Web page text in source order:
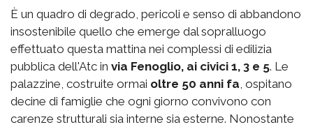
È un quadro di degrado, pericoli e senso di abbandono
insostenibile quello che emerge dal sopralluogo
effettuato questa mattina nei complessi di edilizia
pubblica dell'Atc in via Fenoglio, ai civici 1, 3 e 5. Le
palazzine, costruite ormai oltre 50 anni fa, ospitano
decine di famiglie che ogni giorno convivono con
carenze strutturali sia interne sia esterne. Nonostante